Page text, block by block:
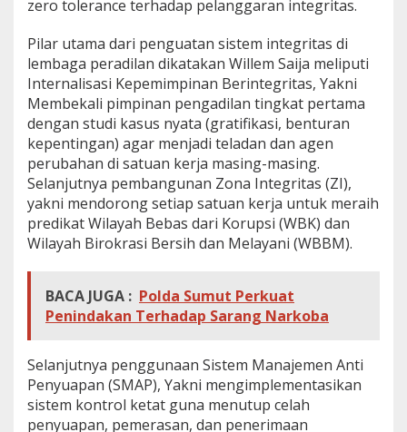
zero tolerance terhadap pelanggaran integritas.
Pilar utama dari penguatan sistem integritas di
lembaga peradilan dikatakan Willem Saija meliputi
Internalisasi Kepemimpinan Berintegritas, Yakni
Membekali pimpinan pengadilan tingkat pertama
dengan studi kasus nyata (gratifikasi, benturan
kepentingan) agar menjadi teladan dan agen
perubahan di satuan kerja masing-masing.
Selanjutnya pembangunan Zona Integritas (ZI),
yakni mendorong setiap satuan kerja untuk meraih
predikat Wilayah Bebas dari Korupsi (WBK) dan
Wilayah Birokrasi Bersih dan Melayani (WBBM).
BACA JUGA : Polda Sumut Perkuat
Penindakan Terhadap Sarang Narkoba
Selanjutnya penggunaan Sistem Manajemen Anti
Penyuapan (SMAP), Yakni mengimplementasikan
sistem kontrol ketat guna menutup celah
penyuapan, pemerasan, dan penerimaan